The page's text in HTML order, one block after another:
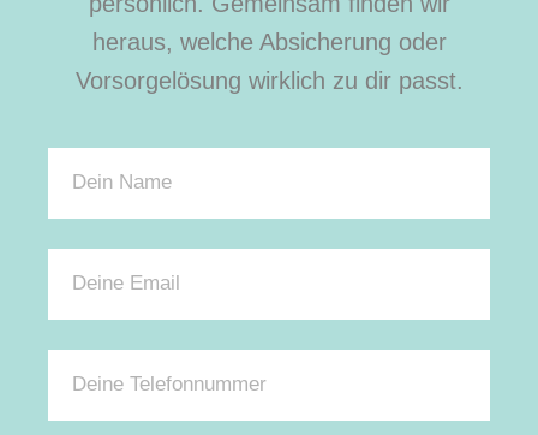
heraus, welche Absicherung oder
Vorsorgelösung wirklich zu dir passt.